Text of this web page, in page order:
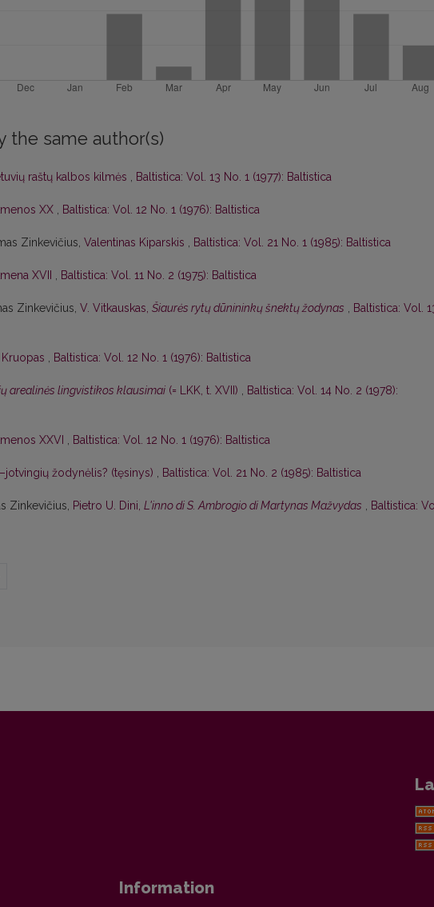
the same author(s)
raštų kalbos kilmės , Baltistica: Vol. 13 No. 1 (1977): Baltistica
XX , Baltistica: Vol. 12 No. 1 (1976): Baltistica
Zinkevičius, Valentinas Kiparskis , Baltistica: Vol. 21 No. 1 (1985): Baltistica
XVII , Baltistica: Vol. 11 No. 2 (1975): Baltistica
Zinkevičius, V. Vitkauskas, Šiaurės rytų dūnininkų šnektų žodynas , Baltistica: Vol.
, Baltistica: Vol. 12 No. 1 (1976): Baltistica
arealinės lingvistikos klausimai (= LKK, t. XVII) , Baltistica: Vol. 14 No. 2 (1978):
XXVI , Baltistica: Vol. 12 No. 1 (1976): Baltistica
žodynėlis? (tęsinys) , Baltistica: Vol. 21 No. 2 (1985): Baltistica
Zinkevičius, Pietro U. Dini, L'inno di S. Ambrogio di Martynas Mažvydas , Baltistica:
Information